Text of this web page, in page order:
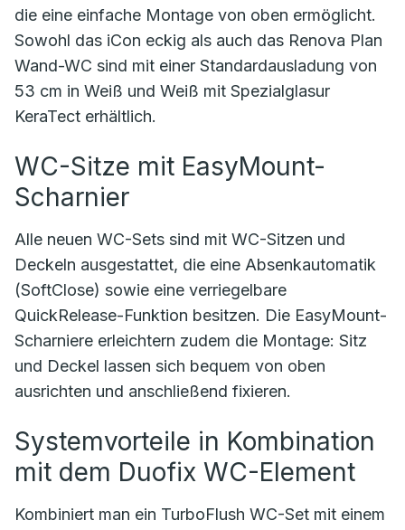
die eine einfache Montage von oben ermöglicht.
Sowohl das iCon eckig als auch das Renova Plan
Wand-WC sind mit einer Standardausladung von
53 cm in Weiß und Weiß mit Spezialglasur
KeraTect erhältlich.
WC-Sitze mit EasyMount-
Scharnier
Alle neuen WC-Sets sind mit WC-Sitzen und
Deckeln ausgestattet, die eine Absenkautomatik
(SoftClose) sowie eine verriegelbare
QuickRelease-Funktion besitzen. Die EasyMount-
Scharniere erleichtern zudem die Montage: Sitz
und Deckel lassen sich bequem von oben
ausrichten und anschließend fixieren.
Systemvorteile in Kombination
mit dem Duofix WC-Element
Kombiniert man ein TurboFlush WC-Set mit einem